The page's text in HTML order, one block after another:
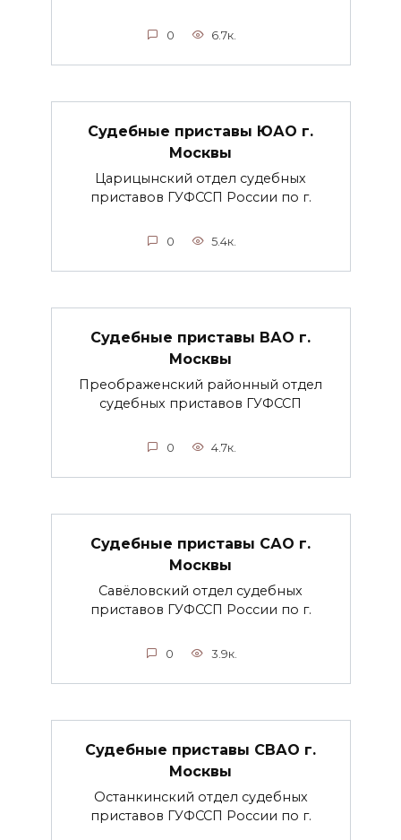
0 6.7к.
Судебные приставы ЮАО г.
Москвы
Царицынский отдел судебных
приставов ГУФССП России по г.
0 5.4к.
Судебные приставы ВАО г.
Москвы
Преображенский районный отдел
судебных приставов ГУФССП
0 4.7к.
Судебные приставы САО г.
Москвы
Савёловский отдел судебных
приставов ГУФССП России по г.
0 3.9к.
Судебные приставы СВАО г.
Москвы
Останкинский отдел судебных
приставов ГУФССП России по г.